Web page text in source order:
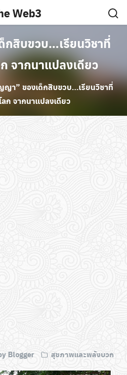
Web3
สิบขวบ…เรียนวิชาที่
จากนาแปลงเดียว
ญา” ของเด็กสิบขวบ…เรียนวิชาที่
ก จากนาแปลงเดียว
Blogger สุขภาพและพลังบวก